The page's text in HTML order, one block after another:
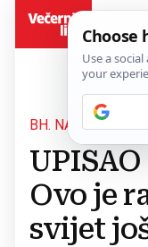
BH. NAPADAČ
UPISAO
Ovo je
svijet